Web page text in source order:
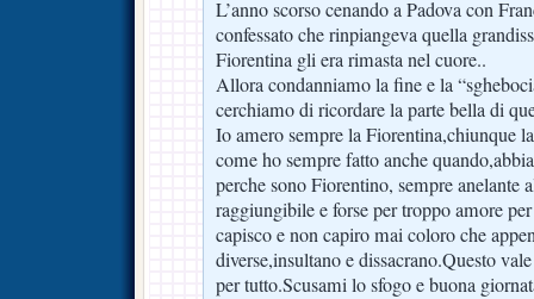
L’anno scorso cenando a Padova con
confessato che rinpiangeva quella
Fiorentina gli era rimasta nel cuore..
Allora condanniamo la fine e la
cerchiamo di ricordare la parte bella di
Io amero sempre la Fiorentina,chiunque
come ho sempre fatto anche
perche sono Fiorentino, sempre anelante
raggiungibile e forse per troppo amore
capisco e non capiro mai coloro che
diverse,insultano e dissacrano.Questo
per tutto.Scusami lo sfogo e buona